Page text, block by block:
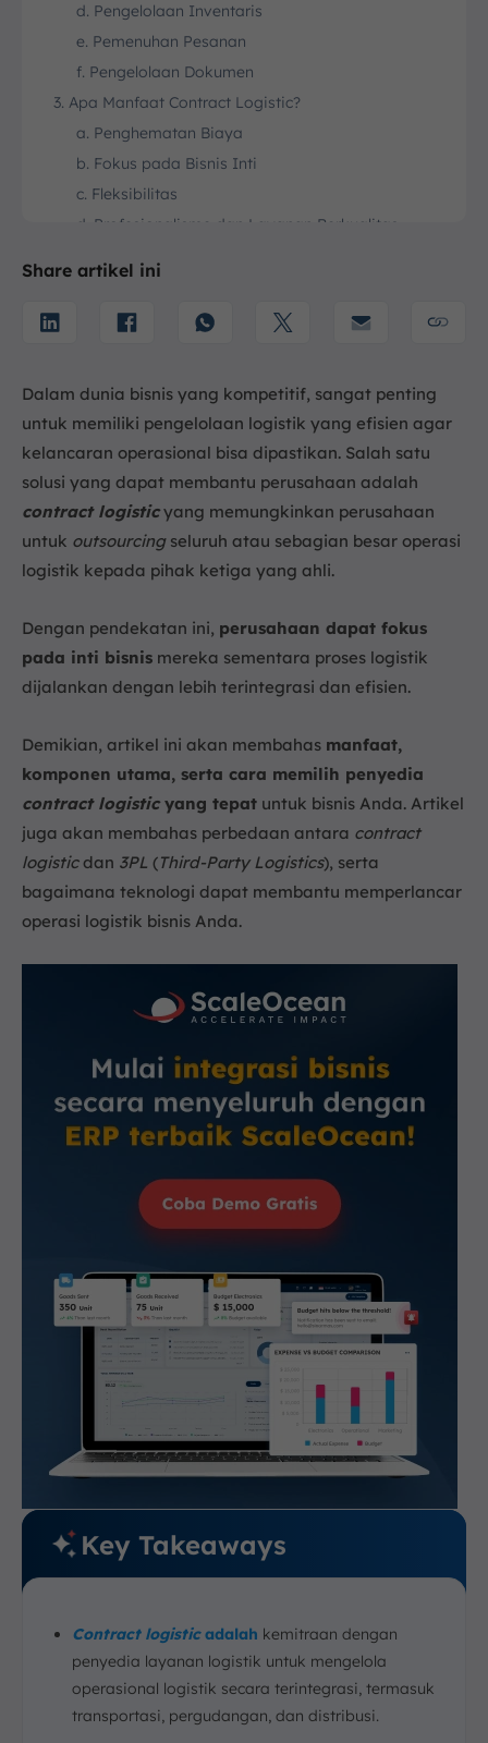
d. Pengelolaan Inventaris
e. Pemenuhan Pesanan
f. Pengelolaan Dokumen
3. Apa Manfaat Contract Logistic?
a. Penghematan Biaya
b. Fokus pada Bisnis Inti
c. Fleksibilitas
d. Profesionalisme dan Layanan Berkualitas
b. Transportasi dan Pengiriman
a. Fokus Layanan
b. Tingkat Integrasi
c. Penggunaan Teknologi
d. Layanan yang Disesuaikan
e. Kontrol dan Kepemilikan
6. Cara Memilih Penyedia Contract Logistic yang
Tepat
b. Ketersediaan Teknologi Pendukung
c. Fleksibilitas dan Skalabilitas Layanan
7. Lancarkan Proses Bisnis di Contract Logistic
8. Kesimpulan
FAQ:
Share artikel ini
Dalam dunia bisnis yang kompetitif, sangat penting
untuk memiliki pengelolaan logistik yang efisien agar
kelancaran operasional bisa dipastikan. Salah satu
solusi yang dapat membantu perusahaan adalah
contract logisticyang memungkinkan perusahaan
untuk outsourcing seluruh atau sebagian besar operasi
logistik kepada pihak ketiga yang ahli.
Dengan pendekatan ini, perusahaan dapat fokus
pada inti bisnis mereka sementara proses logistik
dijalankan dengan lebih terintegrasi dan efisien.
Demikian, artikel ini akan membahas manfaat,
komponen utama, serta cara memilih penyedia
contract logisticyang tepat untuk bisnis Anda. Artikel
juga akan membahas perbedaan antara contract
logisticdan 3PL (Third-Party Logistics), serta
bagaimana teknologi dapat membantu memperlancar
operasi logistik bisnis Anda.
Key Takeaways
Contract logisticadalah kemitraan dengan
penyedia layanan logistik untuk mengelola
operasional logistik secara terintegrasi, termasuk
transportasi, pergudangan, dan distribusi.